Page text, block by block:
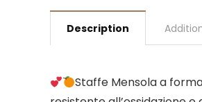
Description
Staffe Mensola a